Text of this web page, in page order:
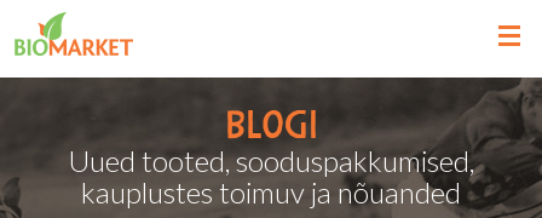
Blogi
Uued tooted, sooduspakkumised,
kauplustes toimuv ja nõuanded